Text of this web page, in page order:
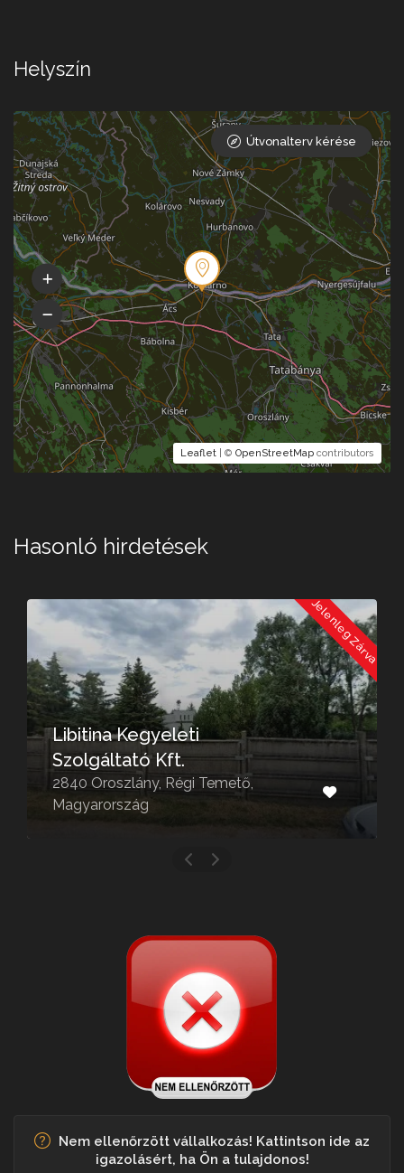
Helyszín
Leaflet | © OpenStreetMap contributors
Útvonalterv kérése
Hasonló hirdetések
Jelenleg Zárva
Libitina Kegyeleti
Szolgáltató Kft.
2840 Oroszlány, Régi Temető,
Magyarország
Nem ellenőrzött vállalkozás! Kattintson ide az
igazolásért, ha Ön a tulajdonos!